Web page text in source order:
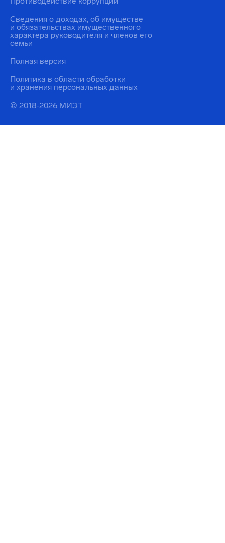
© 2018-2026 МИЭТ
Политика в области обработки
и хранения персональных данных
Сведения о доходах, об имуществе
и обязательствах имущественного
характера руководителя и членов его
семьи
Полная версия